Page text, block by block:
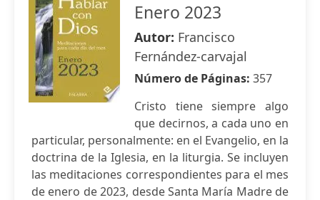
Enero 2023
Autor: Francisco
Fernández-carvajal
Número de Páginas: 357
Cristo tiene siempre algo
que decirnos, a cada uno en
particular, personalmente: en el Evangelio, en la
doctrina de la Iglesia, en la liturgia. Se incluyen
las meditaciones correspondientes para el mes
de enero de 2023, desde Santa María Madre de